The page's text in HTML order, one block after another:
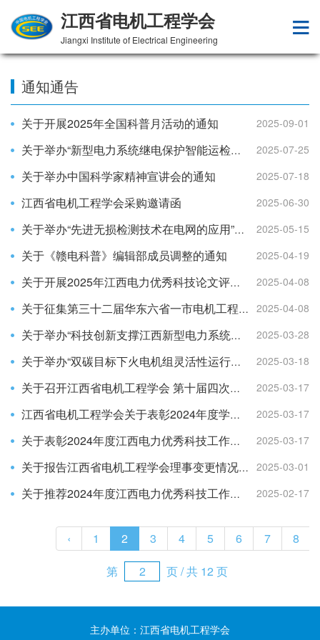
江西省电机工程学会
Jiangxi Institute of Electrical Engineering
通知通告
关于开展2025年全国科普月活动的通知
2025-09-01
关于举办“新型电力系统继电保护智能运检技术”专题研讨会的通知
2025-07-25
关于举办中国科学家精神宣讲会的通知 2025-07-18
江西省电机工程学会采购邀请函
2025-06-30
关于举办“先进无损检测技术在电网的应用”研讨会的通知
2025-05-15
关于《赣电科普》编辑部成员调整的通知
2025-04-19
关于开展2025年江西电力优秀科技论文评选活动的通知
2025-04-08
关于征集第三十二届华东六省一市电机工程 （电力）学会输配电技术研讨会论文的通知 2025-04-08
关于举办“科技创新支撑江西新型电力系统构建”专题调研活动的通知
2025-03-28
关于举办“双碳目标下火电机组灵活性运行性能监测关键技术研究与应用”研讨会的通知
2025-03-18
关于召开江西省电机工程学会 第十届四次理事会暨2024年年会的通知
2025-03-17
江西省电机工程学会关于表彰2024年度学会工作先进集体、先进个人的决定
2025-03-17
关于表彰2024年度江西电力优秀科技工作者及江西电力优秀青年工程师的决定
2025-03-17
关于报告江西省电机工程学会理事变更情况的通知 2025-03-01
关于推荐2024年度江西电力优秀科技工作者及江西电力优秀青年工程师奖候选人的通知
2025-02-17
‹ 1 2 3 4 5 6 7
8
第
页 / 共 12 页
主办单位：江西省电机工程学会